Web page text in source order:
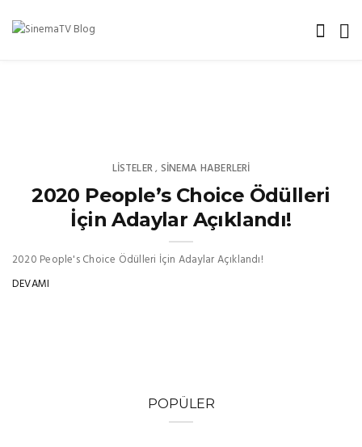
LISTELER, SINEMA HABERLERI
2020 People’s Choice Ödülleri
İçin Adaylar Açıklandı!
2020 People's Choice Ödülleri İçin Adaylar Açıklandı!
DEVAMI
POPÜLER